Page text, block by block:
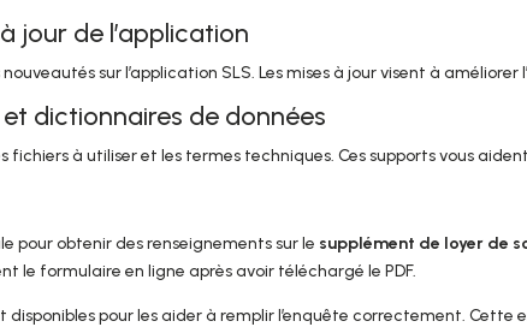
jour de l’application
sur l’application SLS. Les mises à jour visent à
dictionnaires de données
fichiers à utiliser et les termes techniques. Ces supports vous
pour obtenir des renseignements sur le supplément de loyer de
le formulaire en ligne après avoir téléchargé le PDF.
disponibles pour les aider à remplir l’enquête correctement.